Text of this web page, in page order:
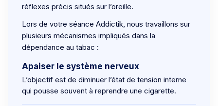
réflexes précis situés sur l’oreille.
Lors de votre séance Addictik, nous travaillons sur
plusieurs mécanismes impliqués dans la
dépendance au tabac :
Apaiser le système nerveux
L’objectif est de diminuer l’état de tension interne
qui pousse souvent à reprendre une cigarette.